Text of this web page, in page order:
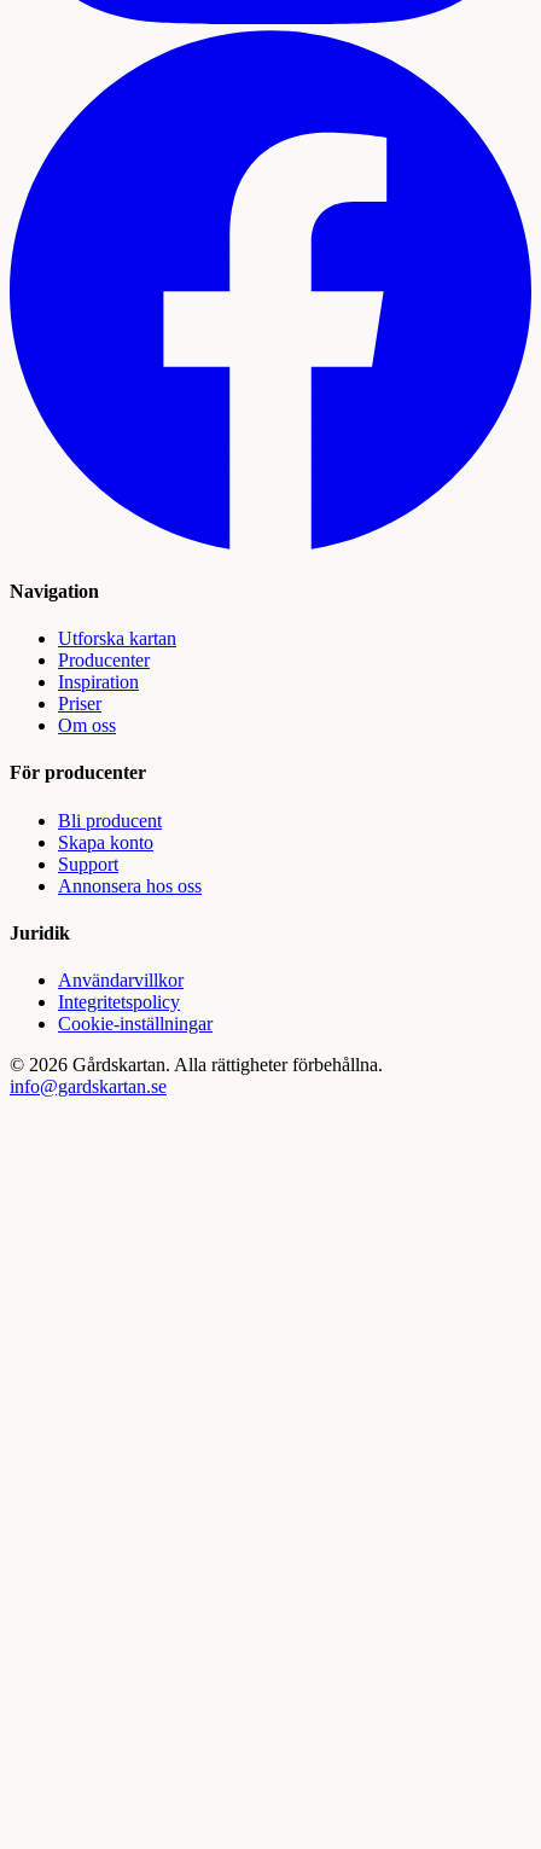
Navigation
Utforska kartan
Producenter
Inspiration
Priser
Om oss
För producenter
Bli producent
Skapa konto
Support
Annonsera hos oss
Juridik
Användarvillkor
Integritetspolicy
Cookie-inställningar
© 2026 Gårdskartan. Alla rättigheter förbehållna.
info@gardskartan.se